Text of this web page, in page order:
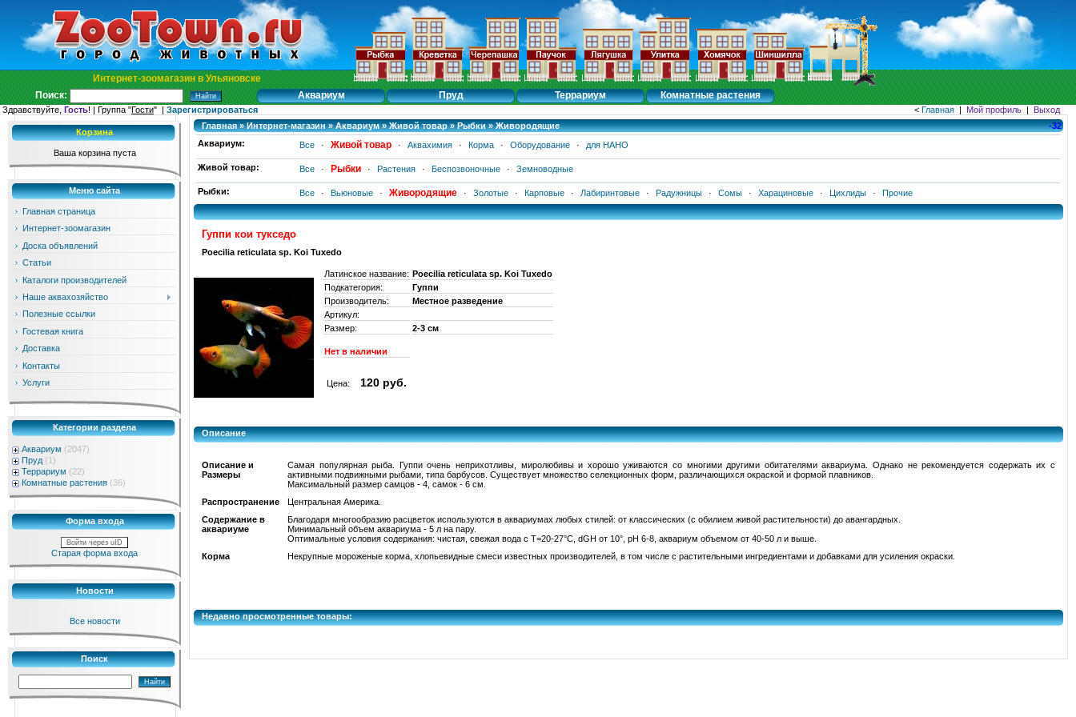
Интернет-зоомагазин в Ульяновске
Поиск:
Аквариум Пруд Террариум Комнатные растения
Здравствуйте, Гость! | Группа "Гости" | Зарегистрироваться < Главная | Мой профиль | Выход
Корзина
Ваша корзина пуста
Меню сайта
Главная страница
Интернет-зоомагазин
Доска объявлений
Статьи
Каталоги производителей
Наше аквахозяйство
Полезные ссылки
Гостевая книга
Доставка
Контакты
Услуги
Категории раздела
Аквариум (2047)
Пруд (1)
Террариум (22)
Комнатные растения (36)
Форма входа
Войти через uID
Старая форма входа
Новости
Все новости
Поиск
Главная » Интернет-магазин » Аквариум » Живой товар » Рыбки » Живородящие
-32
Аквариум:
Все · Живой товар · Аквахимия · Корма · Оборудование · для НАНО
Живой товар: Все · Рыбки · Растения · Беспозвоночные · Земноводные
Рыбки: Все · Вьюновые · Живородящие · Золотые · Карповые · Лабиринтовые · Радужницы · Сомы · Харациновые · Цихлиды · Прочие
Гуппи кои тукседо
Poecilia reticulata sp. Koi Tuxedo
Латинское название: Poecilia reticulata sp. Koi Tuxedo
Подкатегория:
Гуппи
Производитель:
Местное разведение
Артикул:
Размер:
2-3 см
Нет в наличии
Цена: 120 руб.
Описание
Описание и
Размеры
Самая популярная рыба. Гуппи очень неприхотливы, миролюбивы и хорошо уживаются со многими другими обитателями аквариума. Однако не рекомендуется содержать их с
активными подвижными рыбами, типа барбусов. Существует множество селекционных форм, различающихся окраской и формой плавников.
Максимальный размер самцов - 4, самок - 6 см.
Распространение
Центральная Америка.
Содержание в
аквариуме
Благодаря многообразию расцветок используются в аквариумах любых стилей: от классических (с обилием живой растительности) до авангардных.
Минимальный объем аквариума - 5 л на пару.
Оптимальные условия содержания: чистая, свежая вода с Т=20-27°С, dGH от 10°, рН 6-8, аквариум объемом от 40-50 л и выше.
Корма
Некрупные мороженые корма, хлопьевидные смеси известных производителей, в том числе с растительными ингредиентами и добавками для усиления окраски.
Недавно просмотренные товары: